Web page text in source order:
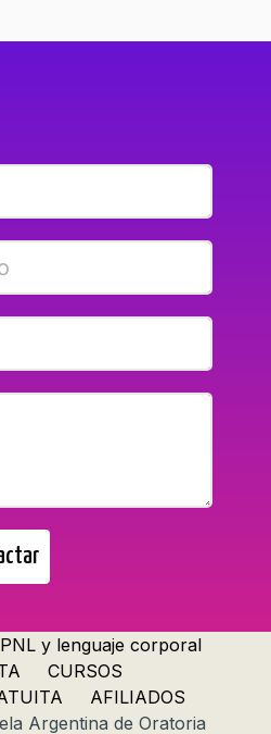
y lenguaje corporal
CURSOS
AFILIADOS
Argentina de Oratoria